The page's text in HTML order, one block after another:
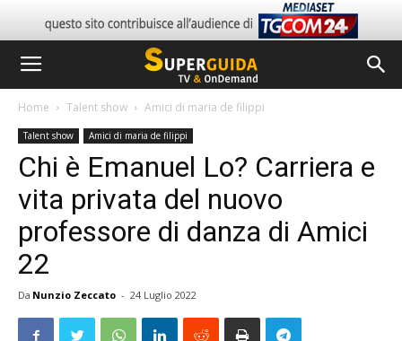
Home Talent show Amici di maria de filippi
Talent show Amici di maria de filippi
Chi è Emanuel Lo? Carriera e
vita privata del nuovo
professore di danza di Amici
22
Da Nunzio Zeccato - 24 Luglio 2022